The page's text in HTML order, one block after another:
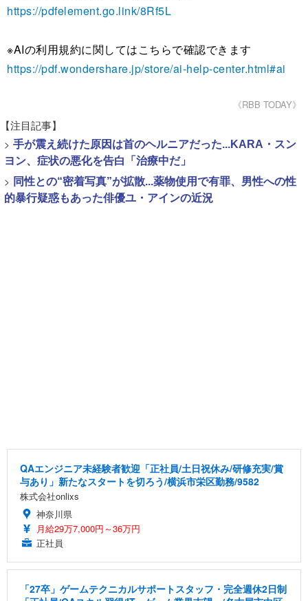
https://pdfelement.go.link/8Rf5L
※AIの利用規約に関してはこちらで確認できます
https://pdf.wondershare.jp/store/ai-help-center.html#ai
《RBB TODAY》
【注目記事】
> 手が震え続けた原因は首のヘルニアだった...KARA・スン
ヨン、症状の悪化を告白「治療中だ」
> 同性との“密着写真”が拡散...薬物使用で有罪、男性への性
的暴行疑惑もあった俳優ユ・アインの近況
QAエンジニア未経験者歓迎「正社員/土日祝休み/研修充実/賞
与あり」新たなスタートを切ろう/横浜市栄区勤務/9582
株式会社onlixs
神奈川県
月給29万7,000円～36万円
正社員
「27卒」ゲームテクニカルサポートスタッフ・完全週休2日制